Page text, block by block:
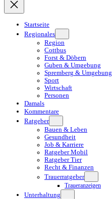
Startseite
Regionales
Region
Cottbus
Forst & Döbern
Guben & Umgebung
Spremberg & Umgebung
Sport
Wirtschaft
Personen
Damals
Kommentare
Ratgeber
Bauen & Leben
Gesundheit
Job & Karriere
Ratgeber Mobil
Ratgeber Tier
Recht & Finanzen
Trauerratgeber
Traueranzeigen
Unterhaltung